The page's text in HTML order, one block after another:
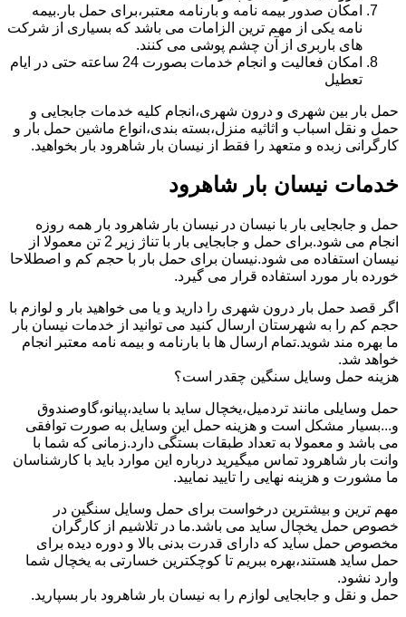
امکان صدور بیمه نامه و بارنامه معتبر،برای حمل بار.بیمه
نامه یکی از مهم ترین الزامات می باشد که بسیاری از شرکت
های باربری از آن چشم پوشی می کنند.
امکان فعالیت و انجام خدمات بصورت 24 ساعته حتی در ایام
تعطیل
حمل بار بین شهری و درون شهری،انجام کلیه خدمات جابجایی و
حمل و نقل اسباب و اثاثیه منزل،بسته بندی،انواع ماشین حمل بار و
کارگرانی زبده و متعهد را فقط از نیسان بار شاهرود بار بخواهید.
خدمات نیسان بار شاهرود
حمل و جابجایی بار با نیسان در نیسان بار شاهرود بار همه روزه
انجام می شود.برای حمل و جابجایی بار با تناژ زیر 2 تن معمولا از
نیسان استفاده می شود.نیسان برای حمل بار با حجم کم و اصطلاحا
خورده بار مورد استفاده قرار می گیرد.
اگر قصد حمل بار درون شهری را دارید و یا می خواهید بار و لوازم با
حجم کم را به شهرستان ارسال کنید می توانید از خدمات نیسان بار
ما بهره مند شوید.تمام ارسال ها با بارنامه و بیمه نامه معتبر انجام
خواهد شد.
هزینه حمل وسایل سنگین چقدر است؟
حمل وسایلی مانند تردمیل،یخچال ساید با ساید،پیانو،گاوصندوق
و...بسیار مشکل است و هزینه حمل این وسایل به صورت توافقی
می باشد و معمولا به تعداد طبقات بستگی دارد.زمانی که شما با
وانت بار شاهرود تماس میگیرید درباره این موارد باید با کارشناسان
ما مشورت و هزینه نهایی را تایید نمایید.
مهم ترین و بیشترین درخواست برای حمل وسایل سنگین در
خصوص حمل یخچال ساید می باشد.ما در تلاشیم از کارگران
مخصوص حمل ساید که دارای قدرت بدنی بالا و دوره دیده برای
حمل ساید هستند،بهره ببریم تا کوچکترین خسارتی به یخچال شما
وارد نشود.
حمل و نقل و جابجایی لوازم را به نیسان بار شاهرود بار بسپارید.